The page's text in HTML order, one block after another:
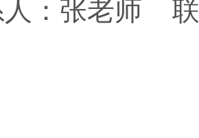
：张老师 联